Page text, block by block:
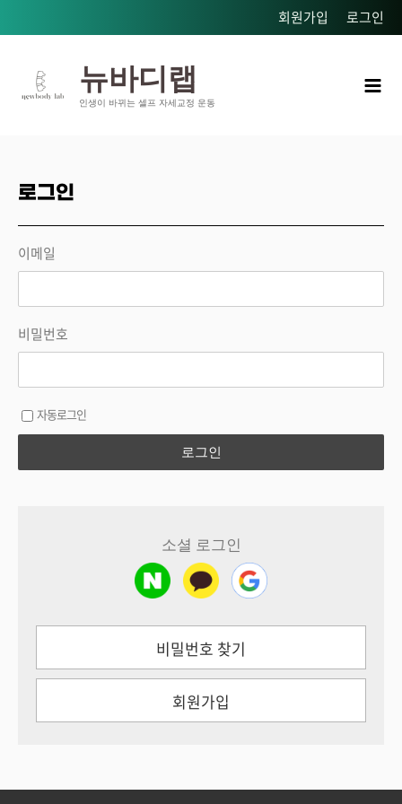
건너뛰기
회원가입 로그인
뉴바디랩
인생이 바뀌는 셀프 자세교정 운동
로그인
이메일
비밀번호
자동로그인
로그인
소셜 로그인
비밀번호 찾기
회원가입